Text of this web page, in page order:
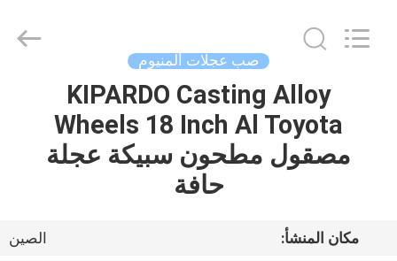
الصفحة
الرئيسية
معلومات
Industry
Co.,Ltd.
صب عجلات ألمنيوم
KIPARDO Casting Alloy
Wheels 18 Inch Al Toyota
مصقول مطحون سبيكة عجلة
حافة
مكان المنشأ:
الصين